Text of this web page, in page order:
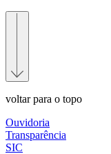
voltar para o topo
Ouvidoria
Transparência
SIC